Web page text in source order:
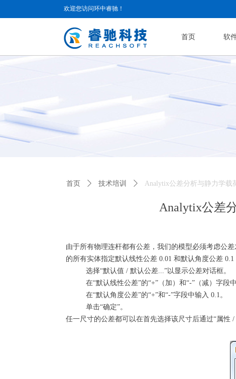
首页 软
欢迎您访问环中睿驰！
Analytix公差
由于所有物理连杆都有公差，我们的模型必须考虑公
的所有实体指定默认线性公差 0.01 和默认角度公差 0.1
选择“默认值 / 默认公差...”以显示公差对话框。
在“默认线性公差”的“+”（加）和“-”（减）字段中
在“默认角度公差”的“+”和“-”字段中输入 0.1。
单击“确定”。
任一尺寸的公差都可以在首先选择该尺寸后通过“属性
首页 ꄲ 技术培训 ꄲ Analytix公差分析与静力学载